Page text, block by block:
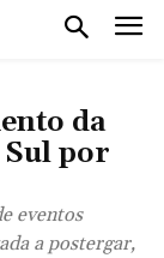
da
por
eventos
a postergar,